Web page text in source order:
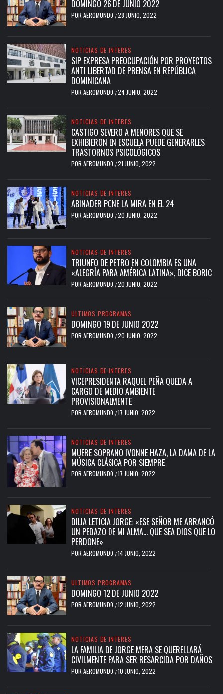
DOMINGO 26 DE JUNIO 2022
POR AEROMUNDO /28 JUNIO, 2022
NOTICIAS DE INTERES
SIP EXPRESA PREOCUPACIÓN POR PROYECTOS
ANTI LIBERTAD DE PRENSA EN REPÚBLICA
DOMINICANA
POR AEROMUNDO /24 JUNIO, 2022
NOTICIAS DE INTERES
CASTIGO SEVERO A MENORES QUE SE
EXHIBIERON EN ESCUELA PUEDE GENERARLES
TRASTORNOS PSICOLÓGICOS
POR AEROMUNDO /21 JUNIO, 2022
NOTICIAS DE INTERES
ABINADER PONE LA MIRA EN EL 24
POR AEROMUNDO /20 JUNIO, 2022
NOTICIAS DE INTERES
TRIUNFO DE PETRO EN COLOMBIA ES UNA
«ALEGRÍA PARA AMÉRICA LATINA», DICE BORIC
POR AEROMUNDO /20 JUNIO, 2022
ULTIMOS PROGRAMAS
DOMINGO 19 DE JUNIO 2022
POR AEROMUNDO /20 JUNIO, 2022
NOTICIAS DE INTERES
VICEPRESIDENTA RAQUEL PEÑA QUEDA A
CARGO DE MEDIO AMBIENTE
PROVISIONALMENTE
POR AEROMUNDO /17 JUNIO, 2022
NOTICIAS DE INTERES
MUERE SOPRANO IVONNE HAZA, LA DAMA DE LA
MÚSICA CLÁSICA POR SIEMPRE
POR AEROMUNDO /17 JUNIO, 2022
NOTICIAS DE INTERES
DILIA LETICIA JORGE: «ESE SEÑOR ME ARRANCÓ
UN PEDAZO DE MI ALMA… QUE SEA DIOS QUE LO
PERDONE»
POR AEROMUNDO /14 JUNIO, 2022
ULTIMOS PROGRAMAS
DOMINGO 12 DE JUNIO 2022
POR AEROMUNDO /12 JUNIO, 2022
NOTICIAS DE INTERES
LA FAMILIA DE JORGE MERA SE QUERELLARÁ
CIVILMENTE PARA SER RESARCIDA POR DAÑOS
POR AEROMUNDO /10 JUNIO, 2022